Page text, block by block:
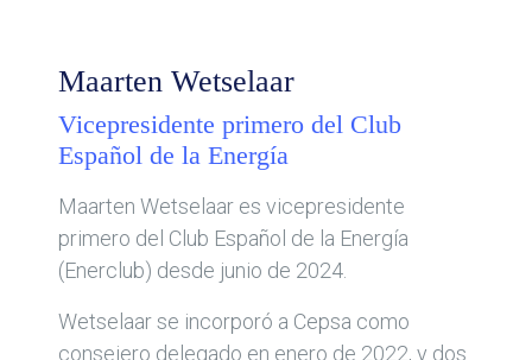
Maarten Wetselaar
Vicepresidente primero del Club
Español de la Energía
Maarten Wetselaar es vicepresidente
primero del Club Español de la Energía
(Enerclub) desde junio de 2024.
Wetselaar se incorporó a Cepsa como
consejero delegado en enero de 2022, y dos